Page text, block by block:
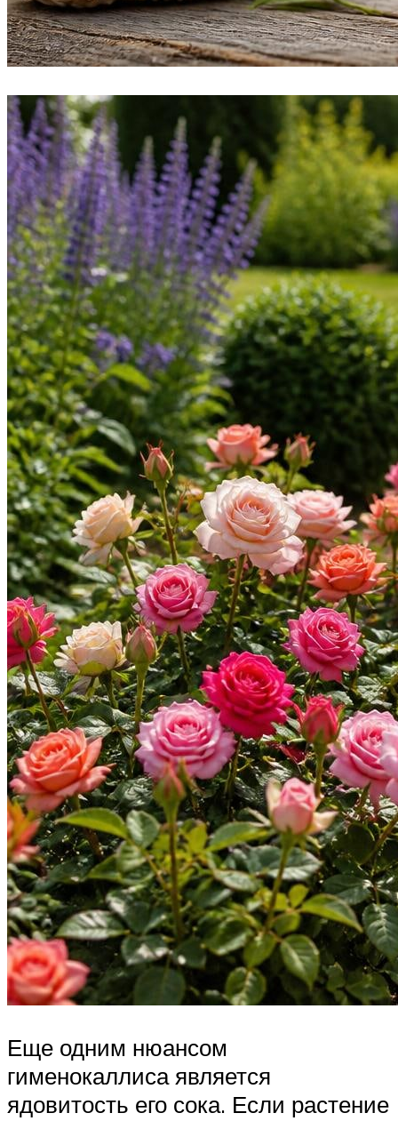
Еще одним нюансом
гименокаллиса является
ядовитость его сока. Если растение